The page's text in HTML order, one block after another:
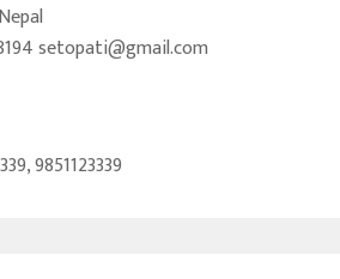
setopati@gmail.com
9851123339